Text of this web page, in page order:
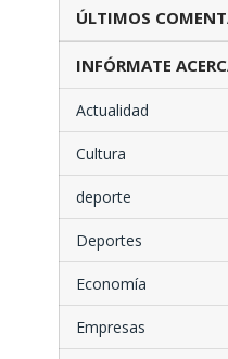
ÚLTIMOS
INFÓRMATE
Actualidad
Cultura
deporte
Deportes
Economía
Empresas